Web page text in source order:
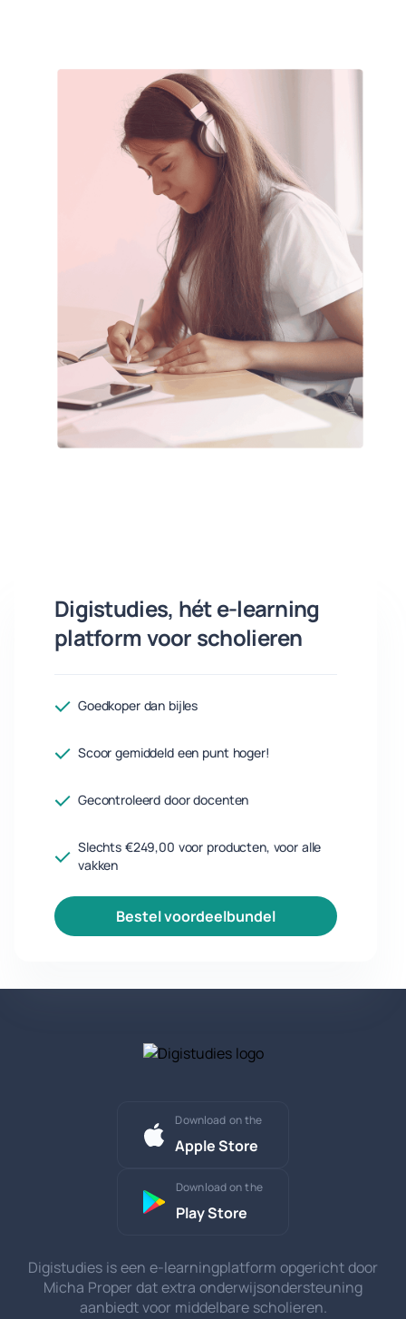
Digistudies, hét e-learning
platform voor scholieren
Goedkoper dan bijles
Scoor gemiddeld een punt hoger!
Gecontroleerd door docenten
Slechts €249,00 voor producten, voor alle
vakken
bestel voordeelbundel
Download on the
Apple Store
Download on the
Play Store
Digistudies is een e-learningplatform opgericht door
Micha Proper dat extra onderwijsondersteuning
aanbiedt voor middelbare scholieren.